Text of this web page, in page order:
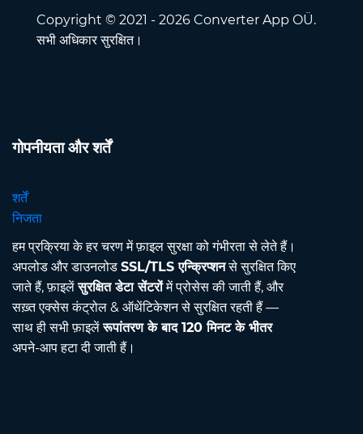
Copyright © 2021 - 2026 Converter App OÜ.
सभी अधिकार सुरक्षित।
गोपनीयता और शर्तें
शर्तें
निजता
हम प्रक्रिया के हर चरण में फ़ाइल सुरक्षा को गंभीरता से लेते हैं।
अपलोड और डाउनलोड SSL/TLS एन्क्रिप्शनसे सुरक्षित किए
जाते हैं, फ़ाइलेंसुरक्षित डेटा सेंटरोंमें प्रोसेस की जाती हैं, और
सख़्त एक्सेस कंट्रोल & ऑथेंटिकेशन से सुरक्षित रहती हैं —
साथ ही सभी फ़ाइलेंरूपांतरण के बाद 120 मिनट के भीतर
अपने-आप हटा दी जाती हैं।